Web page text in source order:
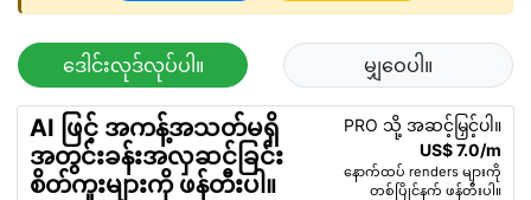
ဒေါင်းလုဒ်လုပ်ပါ။ မျှဝေပါ။
AI ဖြင့် အကန့်အသတ်မရှိ
အတွင်းခန်းအလှဆင်ခြင်း
စိတ်ကူးများကို ဖန်တီးပါ။
PRO သို့ အဆင့်မြှင့်ပါ။
US$ 7.0/m
နောက်ထပ် renders များကို
တစ်ပြိုင်နက် ဖန်တီးပါ။